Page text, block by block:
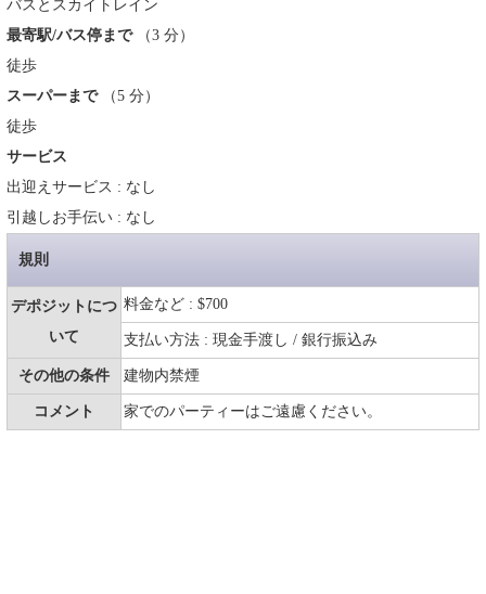
バスとスカイトレイン
最寄駅/バス停まで（3 分）
徒歩
スーパーまで（5 分）
徒歩
サービス
出迎えサービス : なし
引越しお手伝い : なし
規則
デポジットにつ
いて
料金など : $700
支払い方法 : 現金手渡し / 銀行振込み
その他の条件 建物内禁煙
コメント 家でのパーティーはご遠慮ください。